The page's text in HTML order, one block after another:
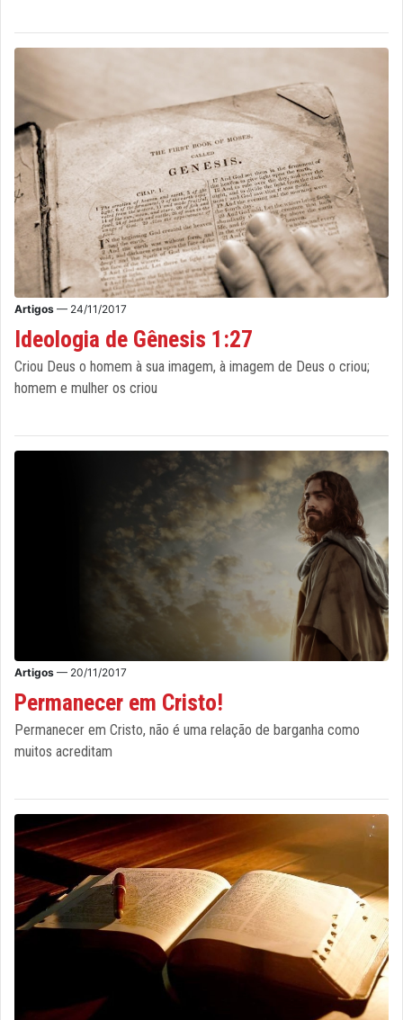
Artigos — 24/11/2017
Ideologia de Gênesis 1:27
Criou Deus o homem à sua imagem, à imagem de Deus o criou;
homem e mulher os criou
Artigos — 20/11/2017
Permanecer em Cristo!
Permanecer em Cristo, não é uma relação de barganha como
muitos acreditam